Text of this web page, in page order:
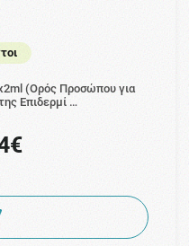
(Ορός Προσώπου για
Επιδερμί …